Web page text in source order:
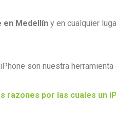
en Medellíny en cualquier
son nuestra
razones por las cuales un